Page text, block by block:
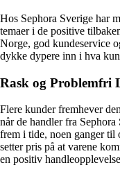
Hos Sephora Sverige har
temaer i de positive
Norge, god kundeservice
dykke dypere inn i hva
Rask og Problemfri
Flere kunder fremhever
når de handler fra
frem i tide, noen ganger til
setter pris på at varene
en positiv